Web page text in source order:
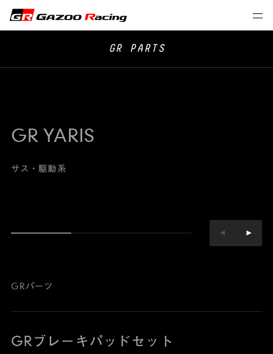
GR PARTS
GR YARIS
サス・駆動系
GRパーツ
GRブレーキパッドセット